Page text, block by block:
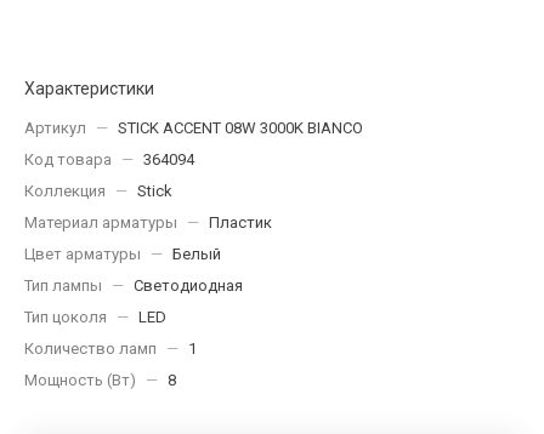
Характеристики
Артикул — STICK ACCENT 08W 3000K BIANCO
Код товара
— 364094
Коллекция
— Stick
Материал арматуры
— Пластик
Цвет арматуры
— Белый
Тип лампы
— Светодиодная
Тип цоколя
— LED
Количество ламп
— 1
Мощность (Вт)
— 8